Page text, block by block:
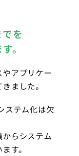
を
。
アプリケー
ました。
ステム化は欠
らシステム
す。